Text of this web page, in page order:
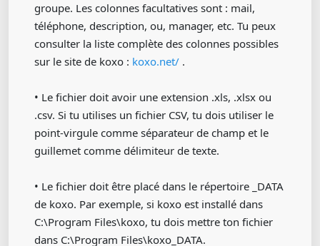
groupe. Les colonnes facultatives sont : mail,
téléphone, description, ou, manager, etc. Tu peux
consulter la liste complète des colonnes possibles
sur le site de koxo : koxo.net/ .
• Le fichier doit avoir une extension .xls, .xlsx ou
.csv. Si tu utilises un fichier CSV, tu dois utiliser le
point-virgule comme séparateur de champ et le
guillemet comme délimiteur de texte.
• Le fichier doit être placé dans le répertoire _DATA
de koxo. Par exemple, si koxo est installé dans
C:\Program Files\koxo, tu dois mettre ton fichier
dans C:\Program Files\koxo_DATA.